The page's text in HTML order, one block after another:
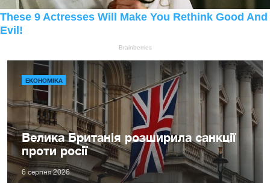
ЕКОНОМІКА
Велика Британія розширила санкції
проти росії
6 серпня 2026